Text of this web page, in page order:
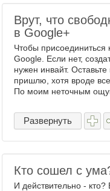
Врут, что
в Google+
Чтобы присоединиться
Google. Если нет,
нужен инвайт.
пришлю, хотя вроде
По моим неточным
Развернуть
Кто сошел с
И действительно -